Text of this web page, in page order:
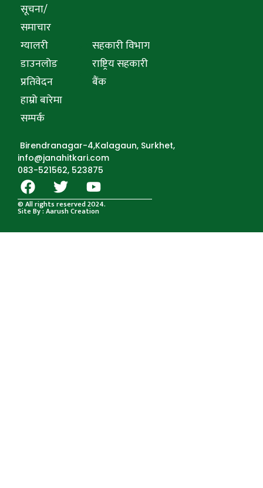
सूचना/
समाचार
ग्यालरी
डाउनलोड
प्रतिवेदन
हाम्रो बारेमा
सम्पर्क
सहकारी विभाग
राष्ट्रिय सहकारी
बैंक
Birendranagar-4,Kalagaun, Surkhet,
info@janahitkari.com
083-521562, 523875
© All rights reserved 2024.
Site By : Aarush Creation